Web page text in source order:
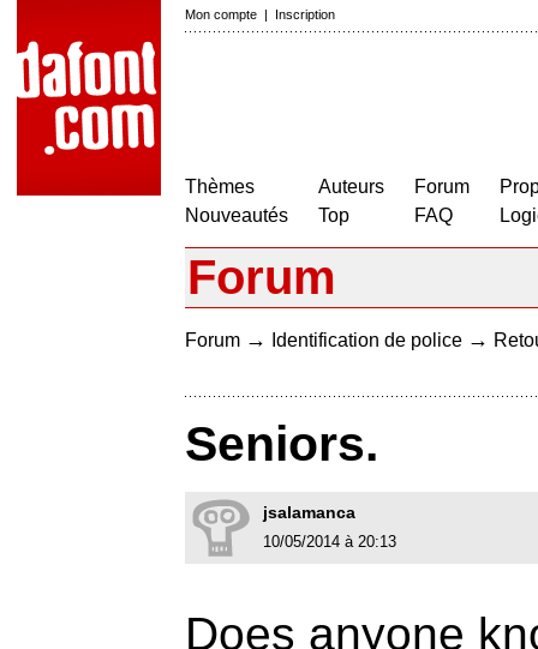
Mon compte | Inscription
Thèmes
Nouveautés
Auteurs
Top
Forum
FAQ
Forum
Forum → Identification de police →
Seniors.
jsalamanca
10/05/2014 à 20:13
Does anyone